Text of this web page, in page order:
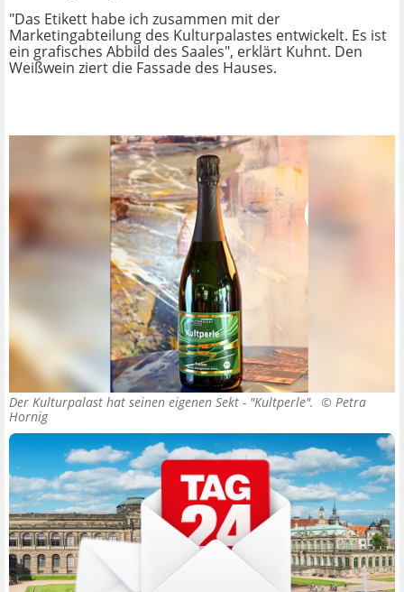
"Das Etikett habe ich zusammen mit der
Marketingabteilung des Kulturpalastes entwickelt. Es ist
ein grafisches Abbild des Saales", erklärt Kuhnt. Den
Weißwein ziert die Fassade des Hauses.
Der Kulturpalast hat seinen eigenen Sekt - "Kultperle". © Petra
Hornig